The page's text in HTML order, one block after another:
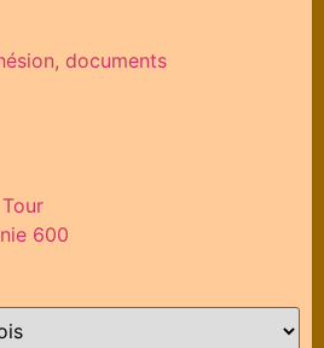
documents
600